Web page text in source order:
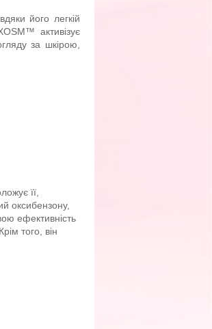
його легкій
активізує
за шкірою,
її,
оксибензону,
ефективність
того, він